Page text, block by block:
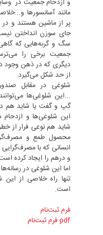
و ازدحام جمعیت در
مانند آسانسورها
پر از ماشین هستند و
جای سوزن انداختن
سگ و گربه‌هایی که گاهی
جمعیت برخی را
دیگری که در ذهن وجود
از حد شکل می‌گیرد.
شلوغی در مقابل
...این شلوغی‌ها
گپ و گفت یا شاید هم
این شلوغی‌ها و
شاید هم نوعی فرار از
محصول طمع و
انسانی که با مصرف‌گرایی
و درهم را ایجاد کرده
اما این شلوغی در
تنها راه خلاصی از
است.
فرم ثبت‌نام
pdf فرم ثبت‌نام